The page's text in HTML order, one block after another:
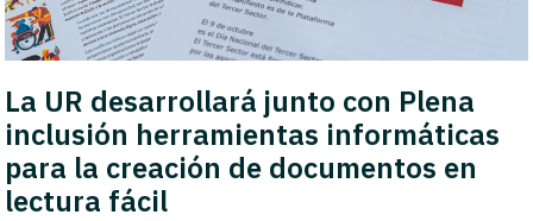
La UR desarrollará junto con Plena
inclusión herramientas informáticas
para la creación de documentos en
lectura fácil